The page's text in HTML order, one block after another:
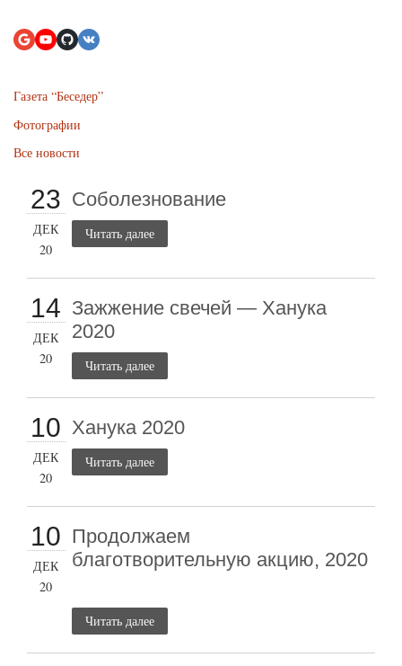
Газета “Беседер”
Фотографии
Все новости
23
ДЕК
20
Соболезнование
Читать далее
14
ДЕК
20
Зажжение свечей — Ханука
2020
Читать далее
10
ДЕК
20
Ханука 2020
Читать далее
10
ДЕК
20
Продолжаем
благотворительную акцию, 2020
Читать далее